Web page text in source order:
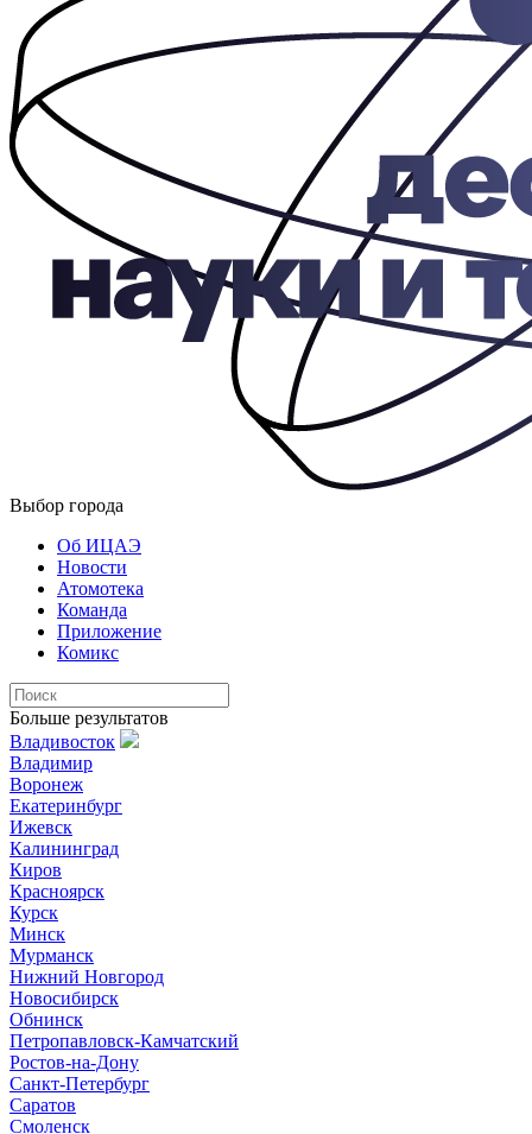
Выбор города
Об ИЦАЭ
Новости
Атомотека
Команда
Приложение
Комикс
Больше результатов
Владивосток
Владимир
Воронеж
Екатеринбург
Ижевск
Калининград
Киров
Красноярск
Курск
Минск
Мурманск
Нижний Новгород
Новосибирск
Обнинск
Петропавловск-Камчатский
Ростов-на-Дону
Санкт-Петербург
Саратов
Смоленск